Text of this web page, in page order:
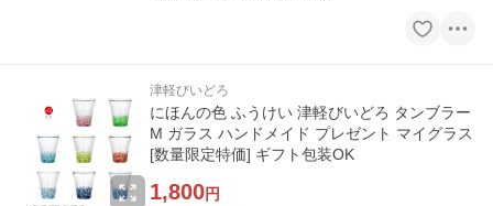
津軽びいどろ
にほんの色 ふうけい 津軽びいどろ タンブラー
M ガラス ハンドメイド プレゼント マイグラス
[数量限定特価] ギフト包装OK
1,800円